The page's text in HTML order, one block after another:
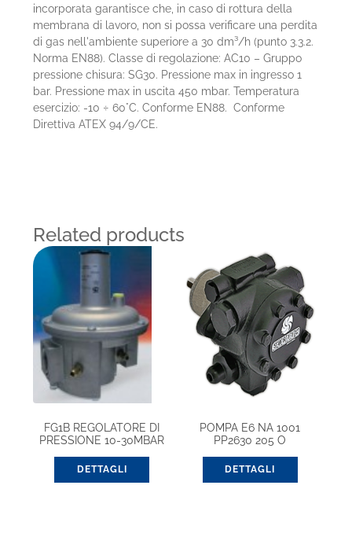
incorporata garantisce che, in caso di rottura della
membrana di lavoro, non si possa verificare una perdita
di gas nell'ambiente superiore a 30 dm³/h (punto 3.3.2.
Norma EN88). Classe di regolazione: AC10 – Gruppo
pressione chisura: SG30. Pressione max in ingresso 1
bar. Pressione max in uscita 450 mbar. Temperatura
esercizio: -10 ÷ 60°C. Conforme EN88. Conforme
Direttiva ATEX 94/9/CE.
Related products
FG1B REGOLATORE DI
PRESSIONE 10-30MBAR
DETTAGLI
POMPA E6 NA 1001
PP2630 205 O
DETTAGLI